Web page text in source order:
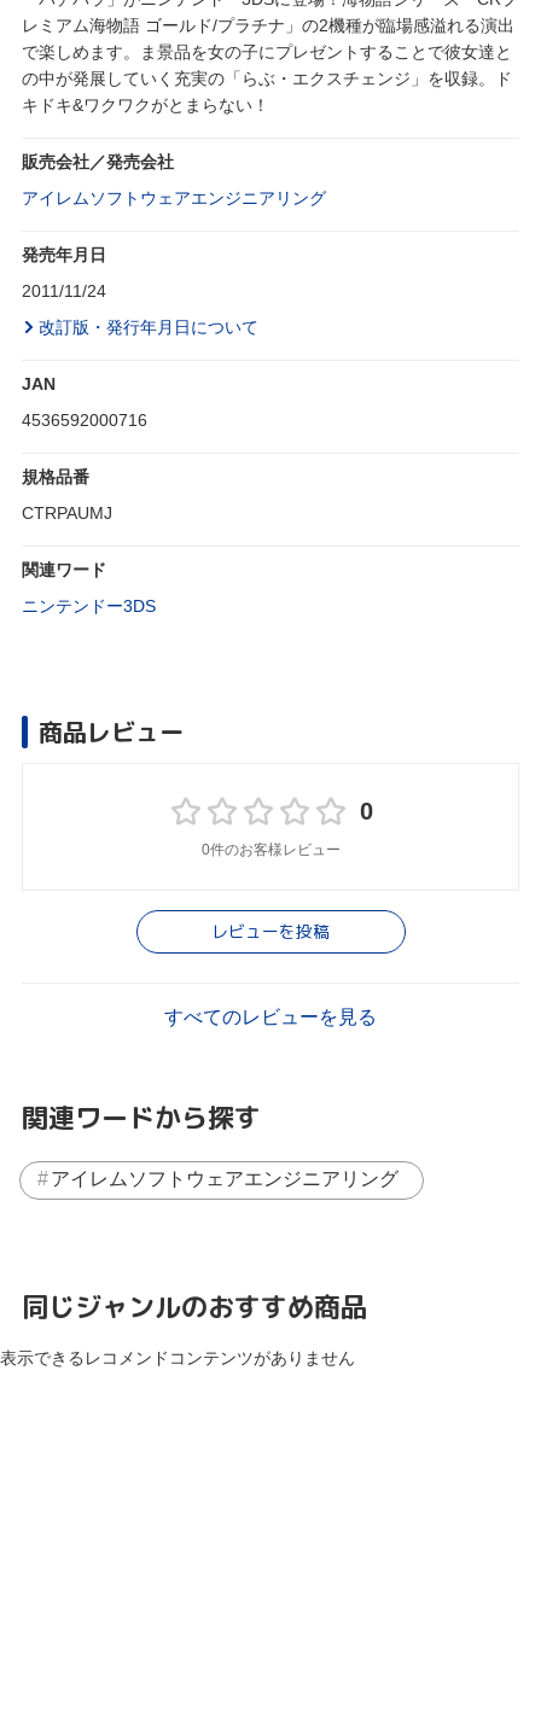
レミアム海物語 ゴールド/プラチナ」の2機種が臨場感溢れる演出
で楽しめます。ま景品を女の子にプレゼントすることで彼女達と
の中が発展していく充実の「らぶ・エクスチェンジ」を収録。ド
キドキ&ワクワクがとまらない！
販売会社／発売会社
アイレムソフトウェアエンジニアリング
発売年月日
2011/11/24
改訂版・発行年月日について
JAN
4536592000716
規格品番
CTRPAUMJ
関連ワード
ニンテンドー3DS
商品レビュー
0
0件のお客様レビュー
レビューを投稿
すべてのレビューを見る
関連ワードから探す
アイレムソフトウェアエンジニアリング
同じジャンルのおすすめ商品
表示できるレコメンドコンテンツがありません